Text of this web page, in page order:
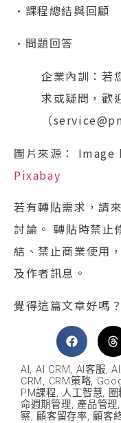
•課程總結與回顧
•問題回答
企業內訓：若
求或疑問，歡
（
圖片來源： Image
Pixabay
若有轉貼需求，請
討論。 轉貼時禁止
結、禁止商業使用
及作者訊息。
覺得這篇文章好嗎
AI , AI CRM, AI客服,
CRM, CRM策略,
PM課程, 人工智慧, 圈
命週期管理, 產品管理,
察, 顧客留存率, 顧客